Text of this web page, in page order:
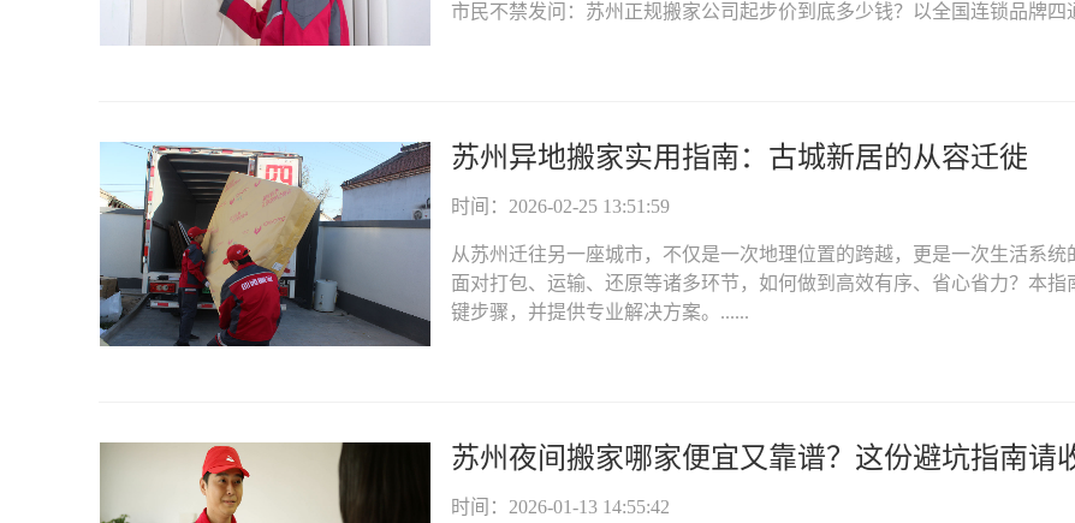
市民不禁发问：苏州正规搬家公司起步价到底多少钱？以全国连锁品牌四
苏州异地搬家实用指南：古城新居的从容迁徙
时间：2026-02-25 13:51:59
从苏州迁往另一座城市，不仅是一次地理位置的跨越，更是一次生活系统
面对打包、运输、还原等诸多环节，如何做到高效有序、省心省力？本指
键步骤，并提供专业解决方案。......
苏州夜间搬家哪家便宜又靠谱？这份避坑指南请
时间：2026-01-13 14:55:42